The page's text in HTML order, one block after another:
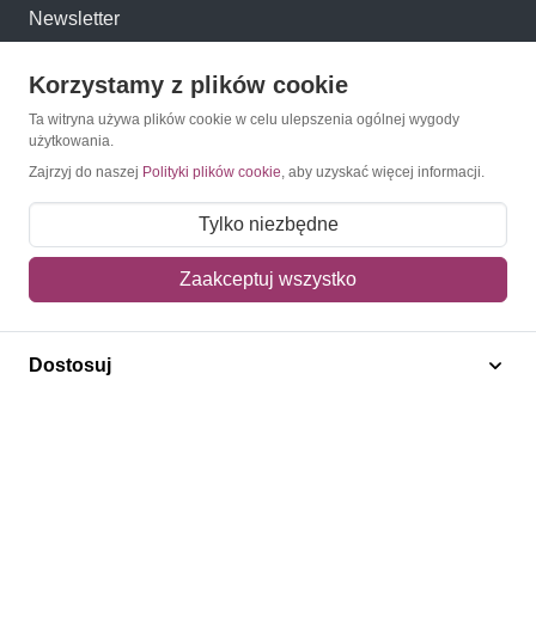
Newsletter
Konto
Moje konto
Moje zamówienia
Mój koszyk
Polecamy
Korzystamy z plików cookie
Ta witryna używa plików cookie w celu ulepszenia ogólnej wygody
użytkowania.
Zajrzyj do naszej Polityki plików cookie, aby uzyskać więcej informacji.
Tylko niezbędne
Zaakceptuj wszystko
Dostosuj